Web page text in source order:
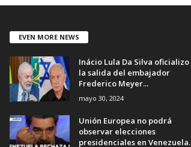
EVEN MORE NEWS
Inácio Lula Da Silva oficializo
la salida del embajador
Frederico Meyer...
mayo 30, 2024
Unión Europea no podrá
observar elecciones
presidenciales en Venezuela.